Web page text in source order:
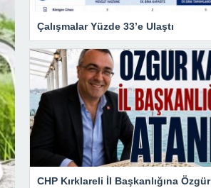
Çalışmalar Yüzde 33’e Ulaştı
CHP Kırklareli İl Başkanlığına Özgür